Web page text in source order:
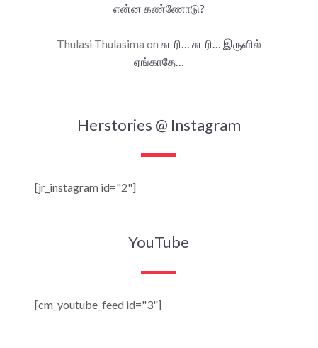
என்ன கண்ணோடு?
Thulasi Thulasima on சுடரி… சுடரி… இருளில்
ஏங்காதே…
Herstories @ Instagram
[jr_instagram id="2"]
YouTube
[cm_youtube_feed id="3"]